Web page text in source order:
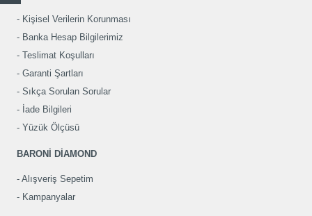
Kişisel Verilerin Korunması
Banka Hesap Bilgilerimiz
Teslimat Koşulları
Garanti Şartları
Sıkça Sorulan Sorular
İade Bilgileri
Yüzük Ölçüsü
BARONİ DİAMOND
Alışveriş Sepetim
Kampanyalar